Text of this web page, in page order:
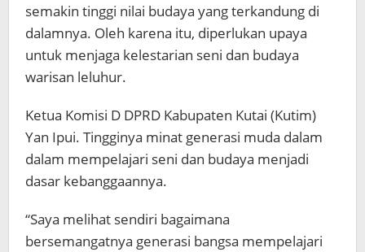
semakin tinggi nilai budaya yang terkandung di
dalamnya. Oleh karena itu, diperlukan upaya
untuk menjaga kelestarian seni dan budaya
warisan leluhur.
Ketua Komisi D DPRD Kabupaten Kutai (Kutim)
Yan Ipui. Tingginya minat generasi muda dalam
dalam mempelajari seni dan budaya menjadi
dasar kebanggaannya.
“Saya melihat sendiri bagaimana
bersemangatnya generasi bangsa mempelajari